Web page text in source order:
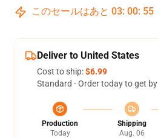
このセールはあと 03: 00: 54
Deliver to United States
Cost to ship:$6.99
Standard - Order today to get by
Production
Today
Shipping
Aug. 06